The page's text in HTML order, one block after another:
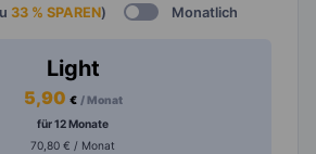
33 % SPAREN) Monatlich
Light
5,90 € / Monat
für 12 Monate
70,80 € / Monat